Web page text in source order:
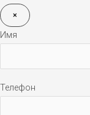
×
Имя
Телефон